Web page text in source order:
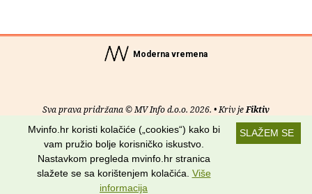
Moderna vremena
Sva prava pridržana © MV Info d.o.o. 2026. • Kriv jeFiktiv
Uvjeti korištenja RSS kanali
Potraži nas na:
SLAŽEM SE
Mvinfo.hr koristi kolačiće („cookies“) kako bi
vam pružio bolje korisničko iskustvo.
Nastavkom pregleda mvinfo.hr stranica
slažete se sa korištenjem kolačića. Više
informacija